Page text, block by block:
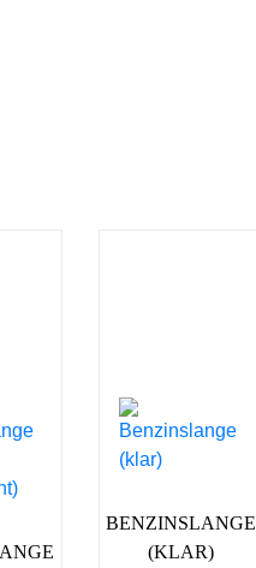
BENZINSLANGE
(KLAR)